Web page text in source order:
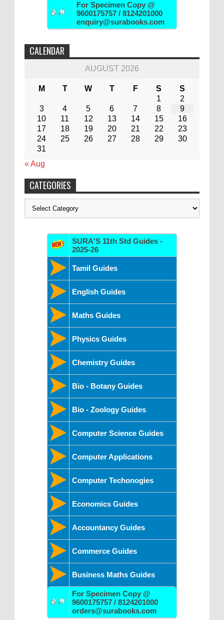
For Specimen Copy @
9600175757 / 8124201000
enquiry@surabooks.com
CALENDAR
AUGUST 2026
M T W T F S
S
1
2
3
4 5 6 7 8
9
10
11 12 13 14 15
16
17
18 19 20 21 22
23
24
25 26 27 28 29
30
31
« Aug
CATEGORIES
Categories
SURA'S 11th Std Guides -
2025-26
Tamil Guides
English Guides
Maths Guides
Physics Guides
Chemistry Guides
Bio - Botany Guides
Bio - Zoology Guides
Computer Science Guides
Computer Applications
Computer Techonogies
Economics Guides
Accountancy Guides
Commerce Guides
Business Maths Guides
For Specimen Copy @
9600175757 / 8124201000
orders@surabooks.com